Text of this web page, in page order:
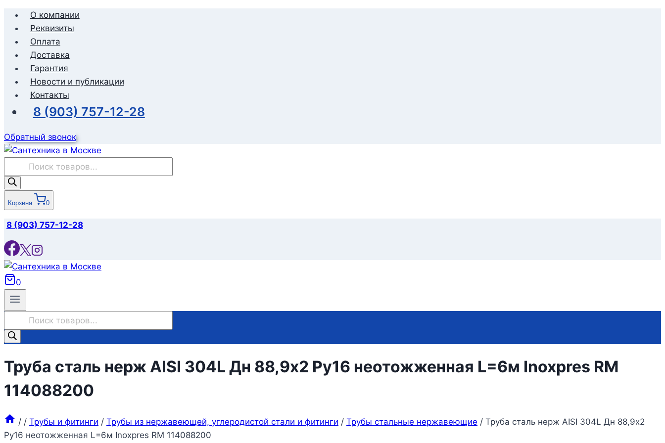
Перейти
содержимому
О компании
Реквизиты
Оплата
Доставка
Гарантия
Новости и публикации
Контакты
8 (903) 757-12-28
Обратный звонок
товаров
Корзина 0
8 (903) 757-12-28
0
товаров
Труба сталь нерж AISI 304L Дн 88,9х2 Ру16 неотожженная L=6м Inoxpres RM
114088200
/ / Трубы и фитинги / Трубы из нержавеющей, углеродистой стали и фитинги / Трубы стальные нержавеющие / Труба сталь нерж AISI 304L Дн 88,9х2
Ру16 неотожженная L=6м Inoxpres RM 114088200